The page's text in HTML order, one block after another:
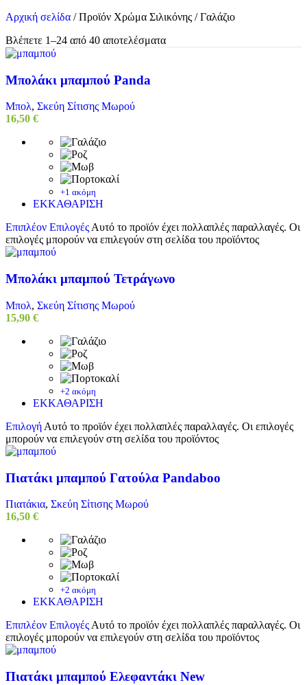
Αρχική σελίδα / Προϊόν Χρώμα Σιλικόνης / Γαλάζιο
Βλέπετε 1–24 από 40 αποτελέσματα
Μπολάκι μπαμπού Panda
Μπολ, Σκεύη Σίτισης Μωρού
16,50 €
+1 ακόμη
ΕΚΚΑΘΑΡΙΣΗ
Επιπλέον ΕπιλογέςΑυτό το προϊόν έχει πολλαπλές παραλλαγές. Οι
επιλογές μπορούν να επιλεγούν στη σελίδα του προϊόντος
Μπολάκι μπαμπού Τετράγωνο
Μπολ, Σκεύη Σίτισης Μωρού
15,90 €
+2 ακόμη
ΕΚΚΑΘΑΡΙΣΗ
Επιλογή Αυτό το προϊόν έχει πολλαπλές παραλλαγές. Οι επιλογές
μπορούν να επιλεγούν στη σελίδα του προϊόντος
Πιατάκι μπαμπού Γατούλα Pandaboo
Πιατάκια, Σκεύη Σίτισης Μωρού
16,50 €
+2 ακόμη
ΕΚΚΑΘΑΡΙΣΗ
Επιπλέον Επιλογές Αυτό το προϊόν έχει πολλαπλές παραλλαγές. Οι
επιλογές μπορούν να επιλεγούν στη σελίδα του προϊόντος
Πιατάκι μπαμπού Ελεφαντάκι New